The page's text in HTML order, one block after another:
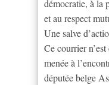
démocratie, à la
et au respect
Une salve
Ce courrier
menée à
députée belge